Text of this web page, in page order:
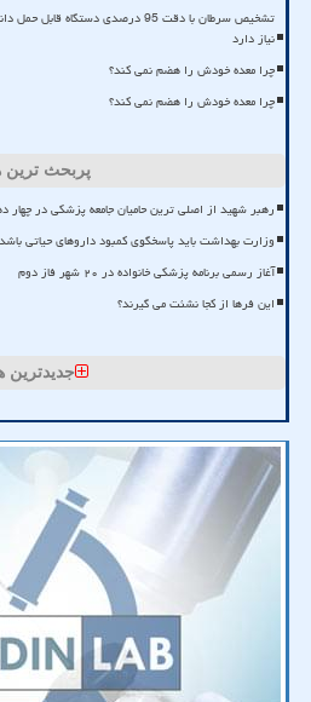
تشخیص سرطان با دقت 95 درصدی
نیاز دارد
چرا معده خودش را هضم نمی کند؟
چرا معده خودش را هضم نمی کند؟
پربحث ترین
رهبر شهید از اصلی ترین حامیان جامعه پزشکی در چهار
وزارت بهداشت باید پاسخگوی کمبود داروهای حیاتی باشد
آغاز رسمی برنامه پزشکی خانواده در ۲۰ شهر فاز دوم
این فرها از کجا نشئت می گیرند؟
جدیدترین